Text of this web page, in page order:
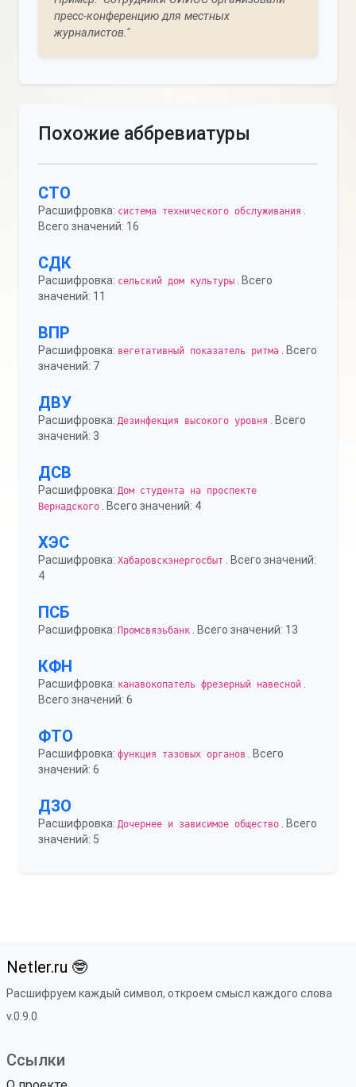
пресс-конференцию для местных
журналистов."
Похожие аббревиатуры
СТО
Расшифровка: система технического обслуживания
Всего значений: 16
СДК
Расшифровка: сельский дом культуры . Всего
значений: 11
ВПР
Расшифровка: вегетативный показатель ритма . Всего
значений: 7
ДВУ
Расшифровка: Дезинфекция высокого уровня
. Всего
значений: 3
ДСВ
Расшифровка: Дом студента на проспекте
Вернадского . Всего значений: 4
ХЭС
Расшифровка: Хабаровскэнергосбыт
. Всего значений:
4
ПСБ
Расшифровка: Промсвязьбанк . Всего значений: 13
КФН
Расшифровка: канавокопатель фрезерный навесной
Всего значений: 6
ФТО
Расшифровка: функция тазовых органов
. Всего
значений: 6
ДЗО
Расшифровка: Дочернее и зависимое общество . Всего
значений: 5
Netler.ru 🤓
Расшифруем каждый символ, откроем смысл каждого слова
v.0.9.0
Ссылки